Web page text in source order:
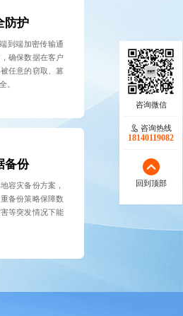
防护
到端加密传输通
确保数据在客户
任意的窃取、篡
。
备份
容灾备份方案，
备份策略保障数
等突发情况下能
咨询热线
18140119082
回到顶部